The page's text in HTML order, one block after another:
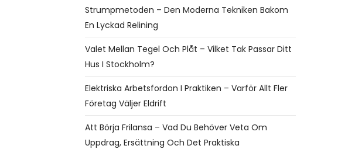
Strumpmetoden – Den Moderna Tekniken Bakom
En Lyckad Relining
Valet Mellan Tegel Och Plåt – Vilket Tak Passar Ditt
Hus I Stockholm?
Elektriska Arbetsfordon I Praktiken – Varför Allt Fler
Företag Väljer Eldrift
Att Börja Frilansa – Vad Du Behöver Veta Om
Uppdrag, Ersättning Och Det Praktiska